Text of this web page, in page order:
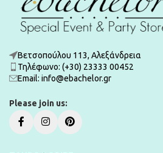
Βετσοπούλου 113, Αλεξάνδρεια
Τηλέφωνο: (+30) 23333 00452
Εmail: info@ebachelor.gr
Please join us: